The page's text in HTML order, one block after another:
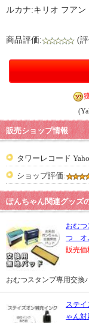
ルカナ:キリオ フア
商品評価: (
販売ショップ情報
タワーレコード
ショップ評価:
ぽんちゃん関連グッズ
おむ
つ オ
販売価
おむつスタンプ専用交換
ステ
ゃん